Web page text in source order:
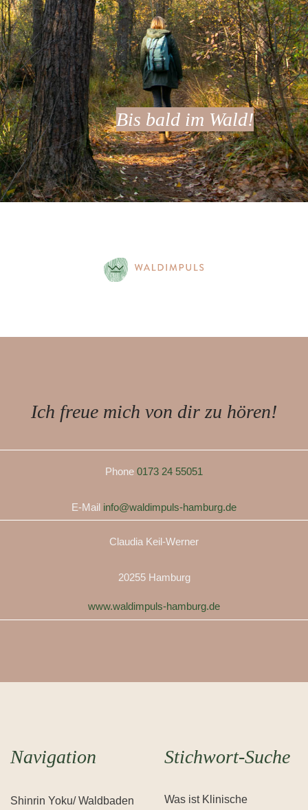
Bis bald im Wald!
Ich freue mich von dir zu hören!
Phone 0173 24 55051
E-Mail info@waldimpuls-hamburg.de
Claudia Keil-Werner
20255 Hamburg
www.waldimpuls-hamburg.de
Navigation
Shinrin Yoku/ Waldbaden
Stichwort-Suche
Was ist Klinische